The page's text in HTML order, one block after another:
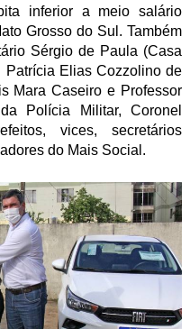
inferior a meio salário
Grosso do Sul. Também
Sérgio de Paula (Casa
Patrícia Elias Cozzolino de
Mara Caseiro e Professor
Polícia Militar, Coronel
vices, secretários
do Mais Social.